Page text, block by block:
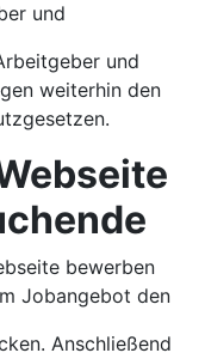
und
und
weiterhin den
bewerben
Jobangebot den
Anschließend